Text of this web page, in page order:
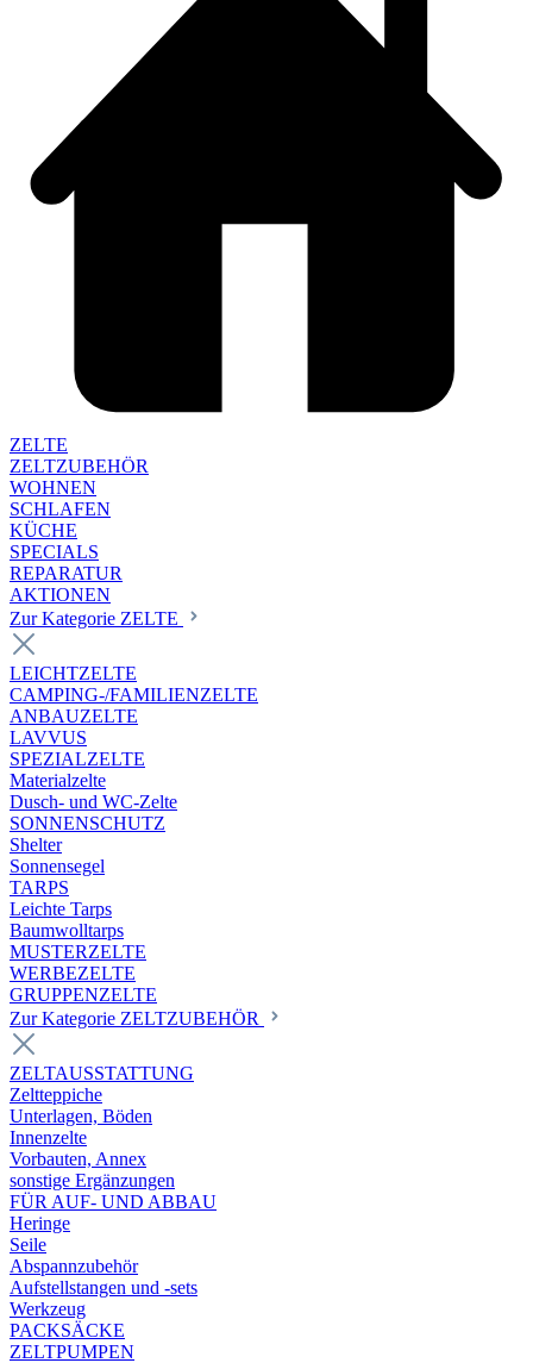
ZELTE
ZELTZUBEHÖR
WOHNEN
SCHLAFEN
KÜCHE
SPECIALS
REPARATUR
AKTIONEN
Zur Kategorie ZELTE
LEICHTZELTE
CAMPING-/FAMILIENZELTE
ANBAUZELTE
LAVVUS
SPEZIALZELTE
Materialzelte
Dusch- und WC-Zelte
SONNENSCHUTZ
Shelter
Sonnensegel
TARPS
Leichte Tarps
Baumwolltarps
MUSTERZELTE
WERBEZELTE
GRUPPENZELTE
Zur Kategorie ZELTZUBEHÖR
ZELTAUSSTATTUNG
Zeltteppiche
Unterlagen, Böden
Innenzelte
Vorbauten, Annex
sonstige Ergänzungen
FÜR AUF- UND ABBAU
Heringe
Seile
Abspannzubehör
Aufstellstangen und -sets
Werkzeug
PACKSÄCKE
ZELTPUMPEN